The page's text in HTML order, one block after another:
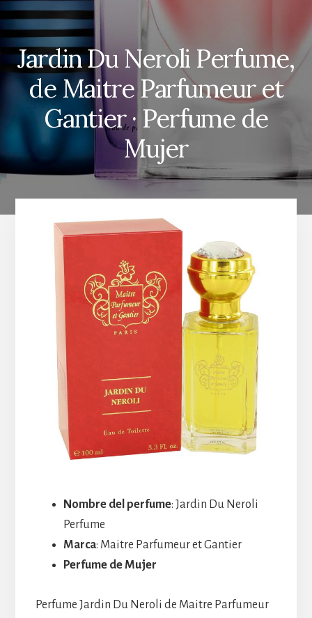
Jardin Du Neroli Perfume,
de Maitre Parfumeur et
Gantier · Perfume de
Mujer
Nombre del perfume: Jardin Du Neroli
Perfume
Marca: Maitre Parfumeur et Gantier
Perfume de Mujer
Perfume Jardin Du Neroli de Maitre Parfumeur